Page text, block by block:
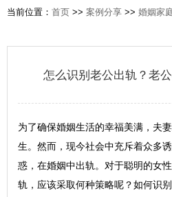
当前位置： 首页 >> 案例分享 >> 婚姻家
怎么识别老公出轨？老
为了确保婚姻生活的幸福美满，夫
生。然而，现今社会中充斥着众多
惑，在婚姻中出轨。对于聪明的女
轨，应该采取何种策略呢？如何识